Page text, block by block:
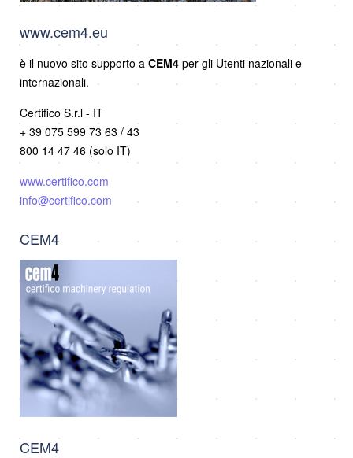
www.cem4.eu
è il nuovo sito supporto a CEM4 per gli Utenti nazionali e
internazionali.
Certifico S.r.l - IT
+ 39 075 599 73 63 / 43
800 14 47 46 (solo IT)
www.certifico.com
info@certifico.com
CEM4
CEM4